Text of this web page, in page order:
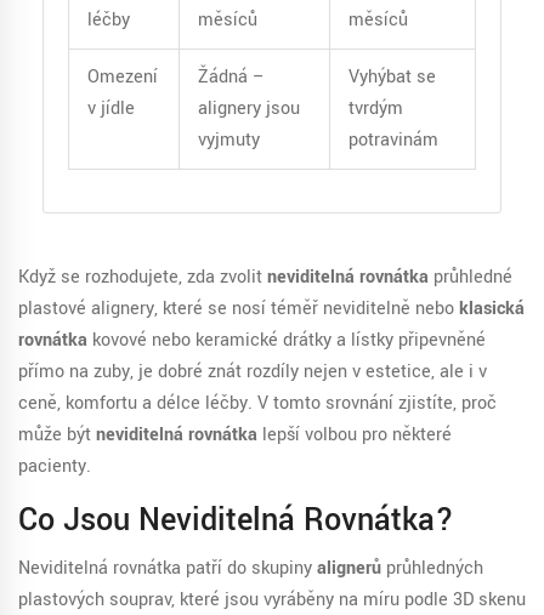
léčby
měsíců
měsíců
Omezení
v jídle
Žádná –
alignery jsou
vyjmuty
Vyhýbat se
tvrdým
potravinám
Když se rozhodujete, zda zvolitneviditelná rovnátka průhledné
plastové alignery, které se nosí téměř neviditelně neboklasická
rovnátka kovové nebo keramické drátky a lístky připevněné
přímo na zuby, je dobré znát rozdíly nejen v estetice, ale i v
ceně, komfortu a délce léčby. V tomto srovnání zjistíte, proč
může býtneviditelná rovnátka lepší volbou pro některé
pacienty.
Co Jsou Neviditelná Rovnátka?
Neviditelná rovnátka patří do skupinyalignerů průhledných
plastových souprav, které jsou vyráběny na míru podle 3D skenu